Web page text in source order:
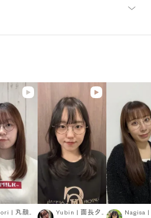
Honori | 丸顔タイプ Yubin | 面長タイプ